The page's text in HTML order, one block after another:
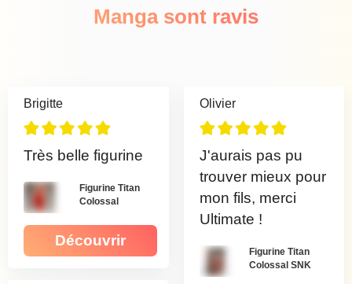
Manga sont ravis
Brigitte
Très belle figurine
Figurine Titan
Colossal
Découvrir
Olivier
J'aurais pas pu
trouver mieux pour
mon fils, merci
Ultimate !
Figurine Titan
Colossal SNK